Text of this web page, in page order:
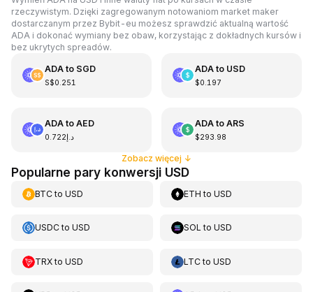
rzeczywistym. Dzięki zagregowanym notowaniom market maker
dostarczanym przez Bybit-eu możesz sprawdzić aktualną wartość
ADA i dokonać wymiany bez obaw, korzystając z dokładnych kursów i
bez ukrytych spreadów.
ADAto SGD
S$0.251
ADAto USD
$0.197
ADAto AED
د.إ0.722
ADAto ARS
$293.98
Zobacz więcej ↓
Popularne pary konwersji USD
BTCto USD ETH toUSD
USDCto USD SOL toUSD
TRXto USD LTCtoUSD